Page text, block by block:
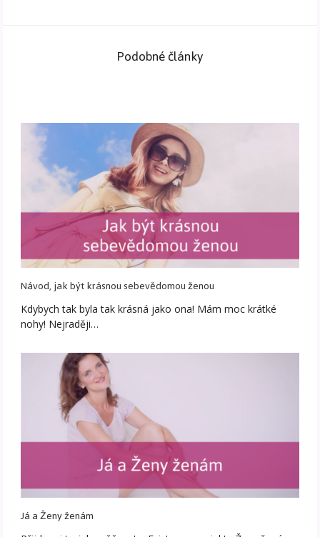
Podobné články
Návod, jak být krásnou sebevědomou ženou
Kdybych tak byla tak krásná jako ona! Mám moc krátké
nohy! Nejraději…
Já a Ženy ženám